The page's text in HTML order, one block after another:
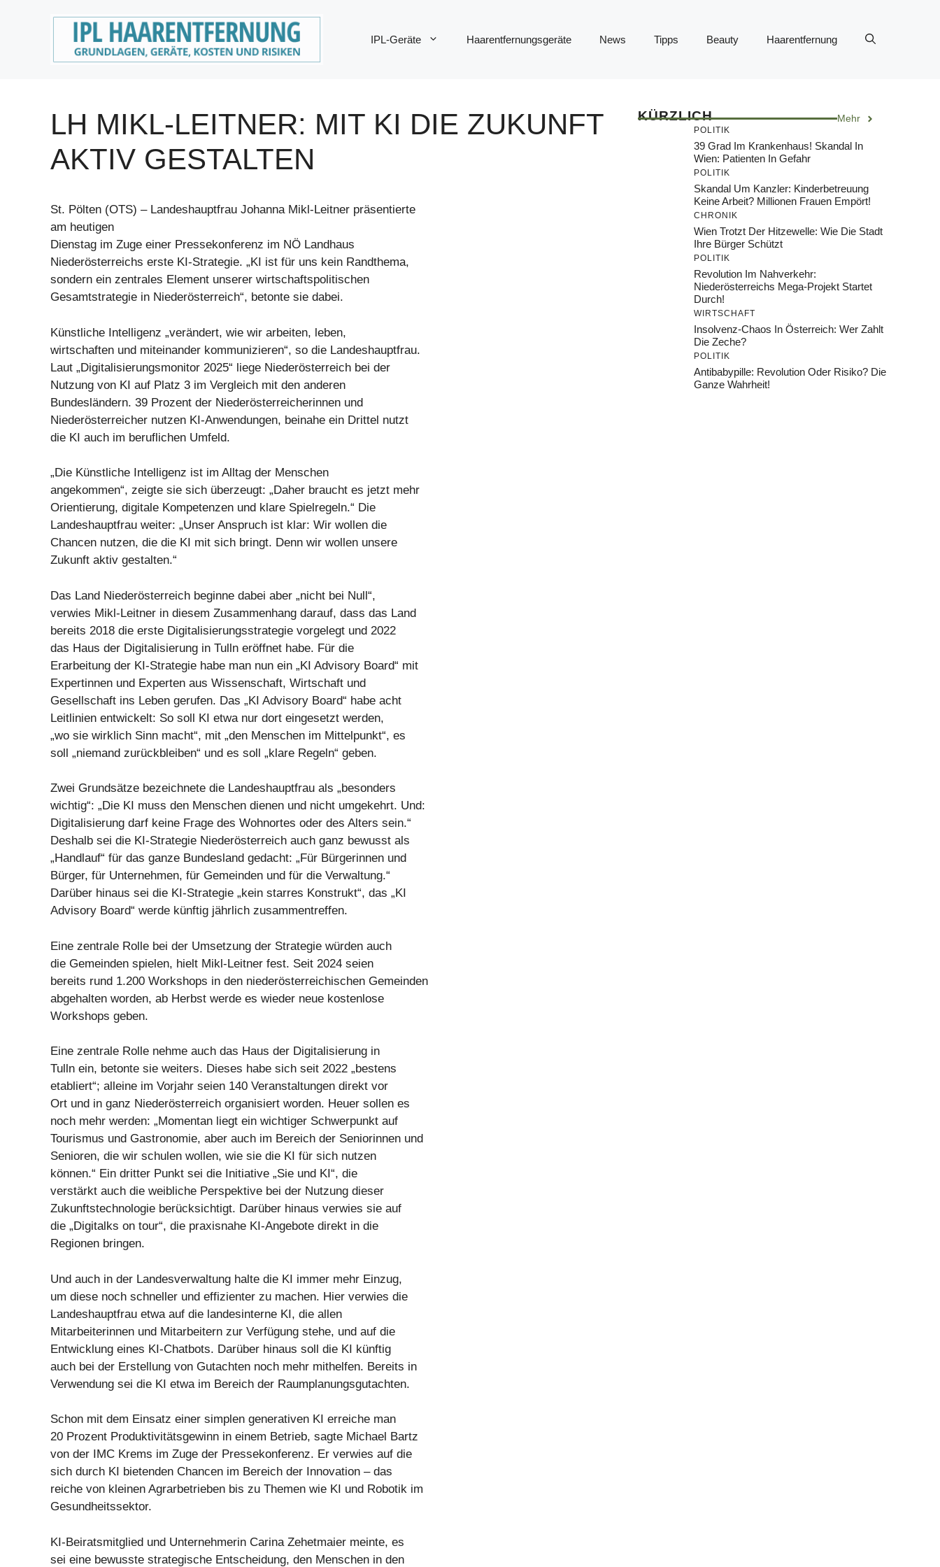
IPL-Geräte Haarentfernungsgeräte News Tipps Beauty Haarentfernung
LH MIKL-LEITNER: MIT KI DIE ZUKUNFT
AKTIV GESTALTEN
St. Pölten (OTS) – Landeshauptfrau Johanna Mikl-Leitner präsentierte
am heutigen
Dienstag im Zuge einer Pressekonferenz im NÖ Landhaus
Niederösterreichs erste KI-Strategie. „KI ist für uns kein Randthema,
sondern ein zentrales Element unserer wirtschaftspolitischen
Gesamtstrategie in Niederösterreich“, betonte sie dabei.
Künstliche Intelligenz „verändert, wie wir arbeiten, leben,
wirtschaften und miteinander kommunizieren“, so die Landeshauptfrau.
Laut „Digitalisierungsmonitor 2025“ liege Niederösterreich bei der
Nutzung von KI auf Platz 3 im Vergleich mit den anderen
Bundesländern. 39 Prozent der Niederösterreicherinnen und
Niederösterreicher nutzen KI-Anwendungen, beinahe ein Drittel nutzt
die KI auch im beruflichen Umfeld.
„Die Künstliche Intelligenz ist im Alltag der Menschen
angekommen“, zeigte sie sich überzeugt: „Daher braucht es jetzt mehr
Orientierung, digitale Kompetenzen und klare Spielregeln.“ Die
Landeshauptfrau weiter: „Unser Anspruch ist klar: Wir wollen die
Chancen nutzen, die die KI mit sich bringt. Denn wir wollen unsere
Zukunft aktiv gestalten.“
Das Land Niederösterreich beginne dabei aber „nicht bei Null“,
verwies Mikl-Leitner in diesem Zusammenhang darauf, dass das Land
bereits 2018 die erste Digitalisierungsstrategie vorgelegt und 2022
das Haus der Digitalisierung in Tulln eröffnet habe. Für die
Erarbeitung der KI-Strategie habe man nun ein „KI Advisory Board“ mit
Expertinnen und Experten aus Wissenschaft, Wirtschaft und
Gesellschaft ins Leben gerufen. Das „KI Advisory Board“ habe acht
Leitlinien entwickelt: So soll KI etwa nur dort eingesetzt werden,
„wo sie wirklich Sinn macht“, mit „den Menschen im Mittelpunkt“, es
soll „niemand zurückbleiben“ und es soll „klare Regeln“ geben.
Zwei Grundsätze bezeichnete die Landeshauptfrau als „besonders
wichtig“: „Die KI muss den Menschen dienen und nicht umgekehrt. Und:
Digitalisierung darf keine Frage des Wohnortes oder des Alters sein.“
Deshalb sei die KI-Strategie Niederösterreich auch ganz bewusst als
„Handlauf“ für das ganze Bundesland gedacht: „Für Bürgerinnen und
Bürger, für Unternehmen, für Gemeinden und für die Verwaltung.“
Darüber hinaus sei die KI-Strategie „kein starres Konstrukt“, das „KI
Advisory Board“ werde künftig jährlich zusammentreffen.
Eine zentrale Rolle bei der Umsetzung der Strategie würden auch
die Gemeinden spielen, hielt Mikl-Leitner fest. Seit 2024 seien
bereits rund 1.200 Workshops in den niederösterreichischen Gemeinden
abgehalten worden, ab Herbst werde es wieder neue kostenlose
Workshops geben.
Eine zentrale Rolle nehme auch das Haus der Digitalisierung in
Tulln ein, betonte sie weiters. Dieses habe sich seit 2022 „bestens
etabliert“; alleine im Vorjahr seien 140 Veranstaltungen direkt vor
Ort und in ganz Niederösterreich organisiert worden. Heuer sollen es
noch mehr werden: „Momentan liegt ein wichtiger Schwerpunkt auf
Tourismus und Gastronomie, aber auch im Bereich der Seniorinnen und
Senioren, die wir schulen wollen, wie sie die KI für sich nutzen
können.“ Ein dritter Punkt sei die Initiative „Sie und KI“, die
verstärkt auch die weibliche Perspektive bei der Nutzung dieser
Zukunftstechnologie berücksichtigt. Darüber hinaus verwies sie auf
die „Digitalks on tour“, die praxisnahe KI-Angebote direkt in die
Regionen bringen.
Und auch in der Landesverwaltung halte die KI immer mehr Einzug,
um diese noch schneller und effizienter zu machen. Hier verwies die
Landeshauptfrau etwa auf die landesinterne KI, die allen
Mitarbeiterinnen und Mitarbeitern zur Verfügung stehe, und auf die
Entwicklung eines KI-Chatbots. Darüber hinaus soll die KI künftig
auch bei der Erstellung von Gutachten noch mehr mithelfen. Bereits in
Verwendung sei die KI etwa im Bereich der Raumplanungsgutachten.
Schon mit dem Einsatz einer simplen generativen KI erreiche man
20 Prozent Produktivitätsgewinn in einem Betrieb, sagte Michael Bartz
von der IMC Krems im Zuge der Pressekonferenz. Er verwies auf die
sich durch KI bietenden Chancen im Bereich der Innovation – das
reiche von kleinen Agrarbetrieben bis zu Themen wie KI und Robotik im
Gesundheitssektor.
KI-Beiratsmitglied und Unternehmerin Carina Zehetmaier meinte, es
sei eine bewusste strategische Entscheidung, den Menschen in den
KÜRZLICH Mehr
POLITIK
39 Grad Im Krankenhaus! Skandal In
Wien: Patienten In Gefahr
POLITIK
Skandal Um Kanzler: Kinderbetreuung
Keine Arbeit? Millionen Frauen Empört!
CHRONIK
Wien Trotzt Der Hitzewelle: Wie Die Stadt
Ihre Bürger Schützt
POLITIK
Revolution Im Nahverkehr:
Niederösterreichs Mega-Projekt Startet
Durch!
WIRTSCHAFT
Insolvenz-Chaos In Österreich: Wer Zahlt
Die Zeche?
POLITIK
Antibabypille: Revolution Oder Risiko? Die
Ganze Wahrheit!